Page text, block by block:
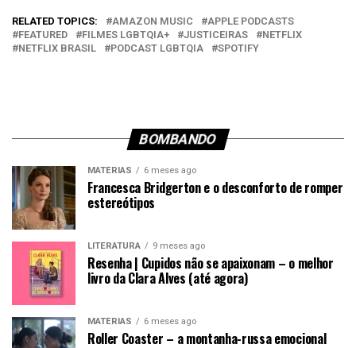
RELATED TOPICS: AMAZON MUSIC
APPLE PODCASTS
FEATURED
FILMES LGBTQIA+ JUSTICEIRAS
NETFLIX
NETFLIX BRASIL
PODCAST LGBTQIA SPOTIFY
BOMBANDO
MATÉRIAS 6 meses ago
Francesca Bridgerton e o desconforto de romper
estereótipos
LITERATURA 9 meses ago
Resenha | Cupidos não se apaixonam – o melhor
livro da Clara Alves (até agora)
MATÉRIAS 6 meses ago
Roller Coaster – a montanha-russa emocional